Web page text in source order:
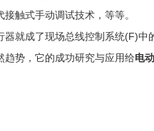
触式手动调试技术，等等。
器就成了现场总线控制系统(F)
趋势，它的成功研究与应用给电